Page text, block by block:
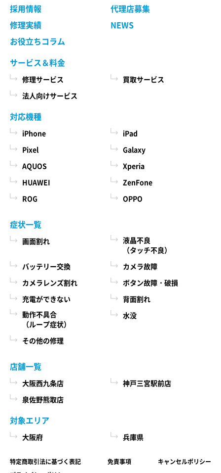
だくために、氏名、住所、連絡先、支払方法な
どの登録情報、利用されたサービスや購入され
た商品、およびそれらの代金などに関する情報
を表示する目的
ユーザーにお知らせや連絡をするためにメール
アドレスを利用する場合やユーザーに商品を送
付したり必要に応じて連絡したりするため、氏
名や住所などの連絡先情報を利用する目的
ユーザーの本人確認を行うために、氏名、生年
月日、住所、電話番号、銀行口座番号、クレジ
ットカード番号、運転免許証番号、配達証明付
き郵便の到達結果などの情報を利用する目的
ユーザーに代金を請求するために、購入された
商品名や数量、利用されたサービスの種類や期
号やクレジットカード番号などの支払に関する
情報などを利用する目的
ユーザーが簡便にデータを入力できるようにす
るために、当社に登録されている情報を入力画
面に表示させたり、ユーザーのご指示に基づい
て他のサービスなど（提携先が提供するものも
含みます）に転送したりする目的
代金の支払を遅滞したり第三者に損害を発生さ
したユーザーや、不正・不当な目的でサービス
を利用しようとするユーザーの利用をお断りす
るために、利用態様、氏名や住所など個人を特
定するための情報を利用する目的
ユーザーからのお問い合わせに対応するため
に、お問い合わせ内容や代金の請求に関する情
報など当社がユーザーに対してサービスを提供
するにあたって必要となる情報や、ユーザーの
サービス利用状況、連絡先情報などを利用する
第４条 修理の手続き
本規約に基づき当社が行う修理は、当社各店舗、
当社ホームページでご確認ください。 当社が修理
依頼品をお預かりする前に、お客様により修理依
頼品に取り付けられた記録媒体、SIMカード、ケー
ス、その他一切のもの（以下「付加物」としま
す）を修理依頼品から取り外してください。 な
お、修理依頼品に付加物が取り付けられた状態
で、お客様が修理依頼品を当社にお引渡しされた
場合、当社は、修理の過程で、付加物に生じうる
汚損、破損、紛失その他付加物に関連して生じう
る一切の損害につき責任を負いかねます。
第５条 料金について
本サービスの料金（修理料金、その他の費用を含
み、以下「サービス料金」と言います）は当社規
社各店舗、当社ホームページでも確認することが
できますが、状況、条件により実際の料金が異な
る場合がございますので、本サービスをご依頼の
際に、必ず当社各店舗へお問い合わせください。
第６条 修理部品の取扱い
本サービスで使用する交換部品は、互換製品とな
ります。 本サービスの提供による部品交換の際に
取り外した修理依頼品の部品をリサイクルや分析
などのために、当社の任意の判断で回収させてい
ただく場合があります。 回収した部品は当社の所
は廃棄等を行いますので、あらかじめご了承くだ
さい。
第７条 修理保証について
当社がおこなった修理において、修理完了日（当
社所定の処理が完了し、修理依頼品をお客様に引
品)または3ヶ月以内(その他の修理対応)に修理依頼
採用情報
代理店募集
修理実績
NEWS
お役立ちコラム
サービス＆料金
修理サービス
買取サービス
法人向けサービス
対応機種
iPhone
iPad
Pixel
Galaxy
AQUOS
Xperia
HUAWEI
ZenFone
ROG
OPPO
症状一覧
画面割れ
液晶不良
（タッチ不良）
バッテリー交換
カメラ故障
カメラレンズ割れ
ボタン故障・破損
充電ができない
背面割れ
動作不具合
（ループ症状）
水没
その他の修理
店舗一覧
大阪西九条店
神戸三宮駅前店
泉佐野熊取店
対象エリア
大阪府 兵庫県
特定商取引法に基づく表記 免責事項
キャンセルポリシー